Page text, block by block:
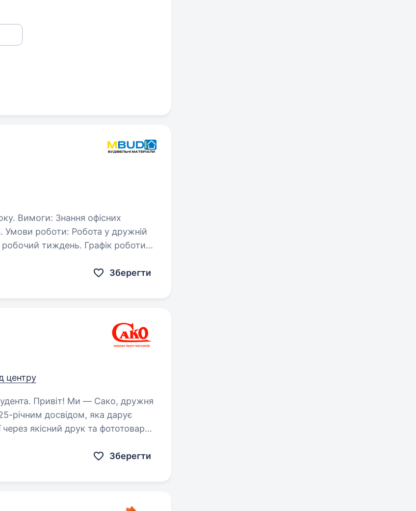
Зберегти
центру
дружня
річним досвідом, яка дарує
через якісний друк та фототовари.
Зберегти